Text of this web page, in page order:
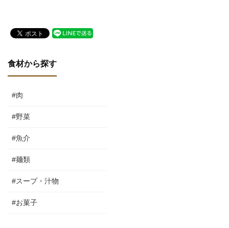
食材から探す
#肉
#野菜
#魚介
#麺類
#スープ・汁物
#お菓子